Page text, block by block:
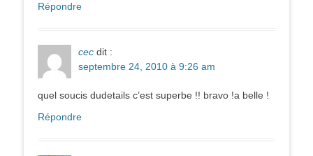
Répondre
cec dit :
septembre 24, 2010 à 9:26 am
quel soucis dudetails c’est superbe !! bravo !a belle !
Répondre